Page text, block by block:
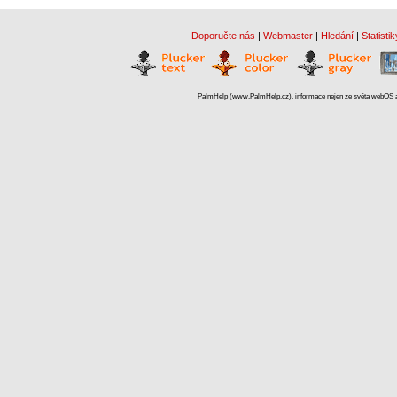
Doporučte nás | Webmaster | Hledání |
PalmHelp (www.PalmHelp.cz), informace nejen ze světa